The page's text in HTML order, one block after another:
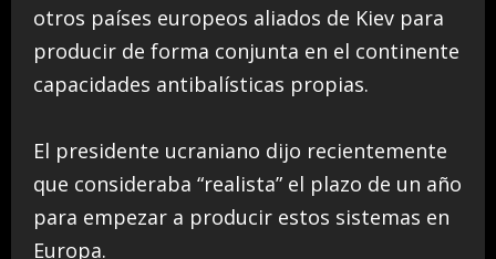
otros países europeos aliados de Kiev para
producir de forma conjunta en el continente
capacidades antibalísticas propias.
El presidente ucraniano dijo recientemente
que consideraba “realista” el plazo de un año
para empezar a producir estos sistemas en
Europa.